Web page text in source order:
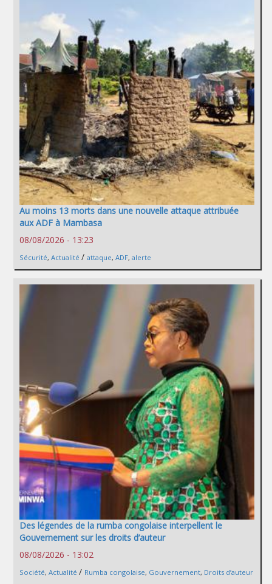
Au moins 13 morts dans une nouvelle attaque attribuée
aux ADF à Mambasa
08/08/2026 - 13:23
Sécurité, Actualité / attaque, ADF, alerte
Des légendes de la rumba congolaise interpellent le
Gouvernement sur les droits d’auteur
08/08/2026 - 13:02
Société, Actualité / Rumba congolaise, Gouvernement, Droits d’auteur